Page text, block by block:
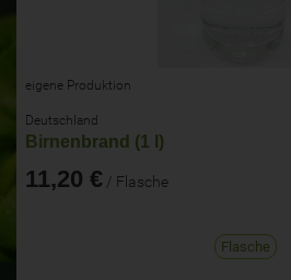
eigene Produktion
Deutschland
Birnenbrand (1 l)
11,20 € / Flasche
Flasche